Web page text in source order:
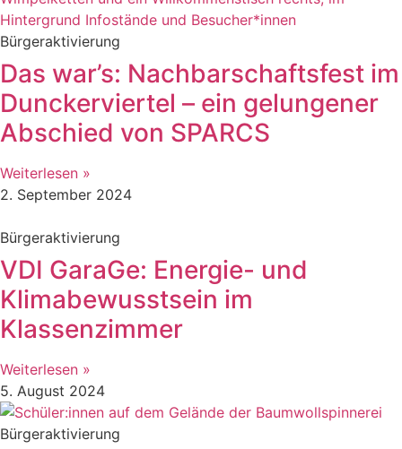
Bürgeraktivierung
Das war’s: Nachbarschaftsfest im
Dunckerviertel – ein gelungener
Abschied von SPARCS
Weiterlesen »
2. September 2024
Bürgeraktivierung
VDI GaraGe: Energie- und
Klimabewusstsein im
Klassenzimmer
Weiterlesen »
5. August 2024
Bürgeraktivierung